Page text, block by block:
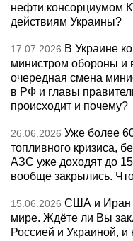
нефти консорциумом
действиям Украины?
17.07.2026 В Украине
министром обороны и
очередная смена
в РФ и главы
происходит и почему?
26.06.2026 Уже более
топливного кризиса,
АЗС уже доходят до
вообще закрылись.
15.06.2026 США и Иран
мире. Ждёте ли Вы
Россией и Украиной,